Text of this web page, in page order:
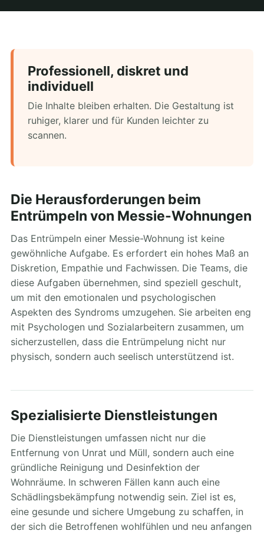
Professionell, diskret und
individuell
Die Inhalte bleiben erhalten. Die Gestaltung ist
ruhiger, klarer und für Kunden leichter zu
scannen.
Die Herausforderungen beim
Entrümpeln von Messie-Wohnungen
Das Entrümpeln einer Messie-Wohnung ist keine
gewöhnliche Aufgabe. Es erfordert ein hohes Maß an
Diskretion, Empathie und Fachwissen. Die Teams, die
diese Aufgaben übernehmen, sind speziell geschult,
um mit den emotionalen und psychologischen
Aspekten des Syndroms umzugehen. Sie arbeiten eng
mit Psychologen und Sozialarbeitern zusammen, um
sicherzustellen, dass die Entrümpelung nicht nur
physisch, sondern auch seelisch unterstützend ist.
Spezialisierte Dienstleistungen
Die Dienstleistungen umfassen nicht nur die
Entfernung von Unrat und Müll, sondern auch eine
gründliche Reinigung und Desinfektion der
Wohnräume. In schweren Fällen kann auch eine
Schädlingsbekämpfung notwendig sein. Ziel ist es,
eine gesunde und sichere Umgebung zu schaffen, in
der sich die Betroffenen wohlfühlen und neu anfangen